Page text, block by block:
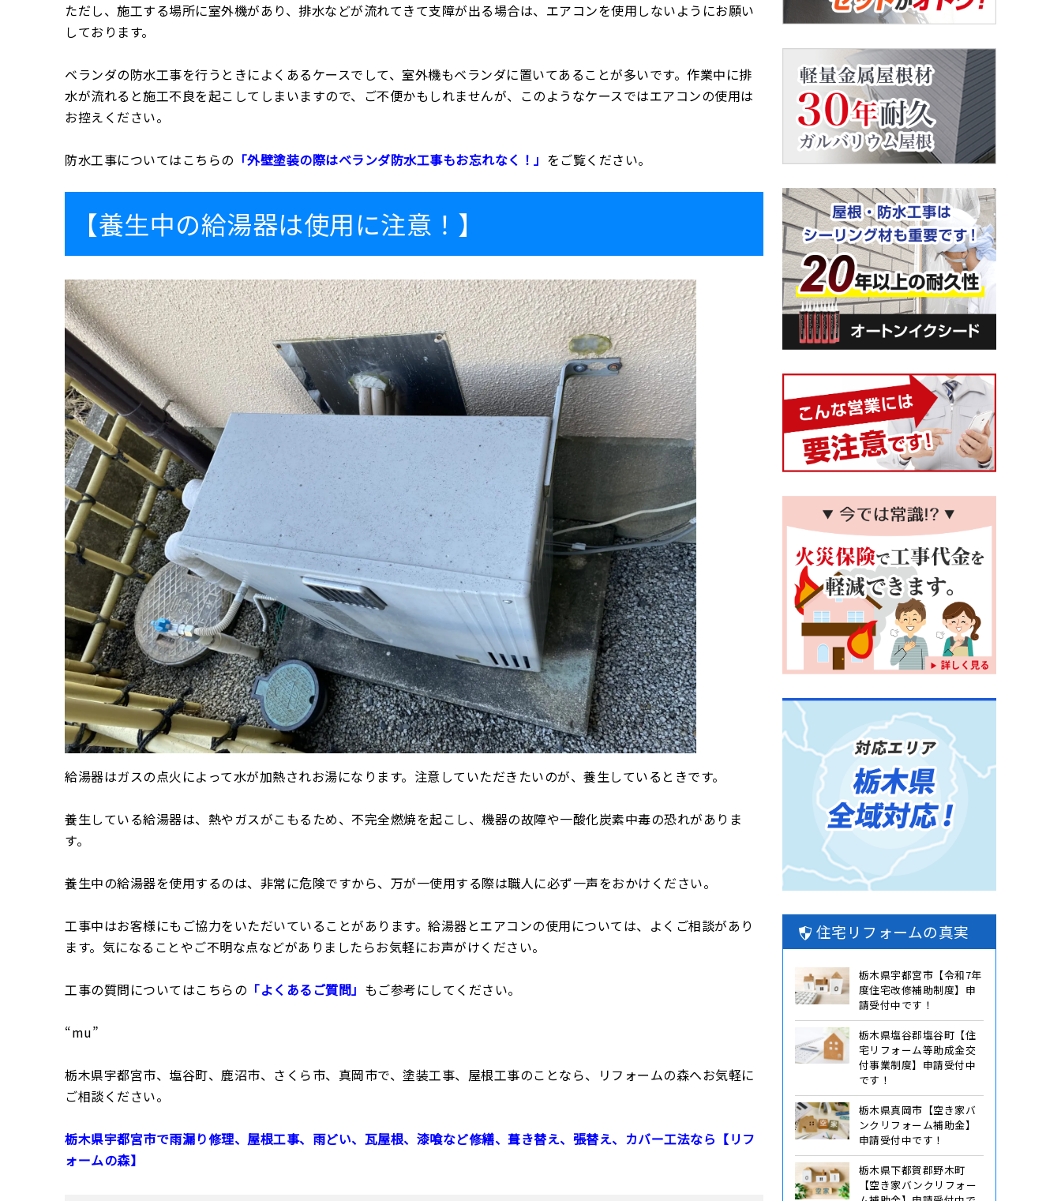
ただし、施工する場所に室外機があり、排水などが流れてきて支障が出る場合は、エアコンを使用しないようにお願い
しております。
ベランダの防水工事を行うときによくあるケースでして、室外機もベランダに置いてあることが多いです。作業中に排
水が流れると施工不良を起こしてしまいますので、ご不便かもしれませんが、このようなケースではエアコンの使用は
お控えください。
防水工事についてはこちらの 「外壁塗装の際はベランダ防水工事もお忘れなく！」 をご覧ください。
【養生中の給湯器は使用に注意！】
給湯器はガスの点火によって水が加熱されお湯になります。注意していただきたいのが、養生しているときです。
養生している給湯器は、熱やガスがこもるため、不完全燃焼を起こし、機器の故障や一酸化炭素中毒の恐れがありま
す。
養生中の給湯器を使用するのは、非常に危険ですから、万が一使用する際は職人に必ず一声をおかけください。
工事中はお客様にもご協力をいただいていることがあります。給湯器とエアコンの使用については、よくご相談があり
ます。気になることやご不明な点などがありましたらお気軽にお声がけください。
工事の質問についてはこちらの 「よくあるご質問」 もご参考にしてください。
“mu”
栃木県宇都宮市、塩谷町、鹿沼市、さくら市、真岡市で、塗装工事、屋根工事のことなら、リフォームの森へお気軽に
ご相談ください。
栃木県宇都宮市で雨漏り修理、屋根工事、雨どい、瓦屋根、漆喰など修繕、葺き替え、張替え、カバー工法なら【リフ
ォームの森】
住宅リフォームの真実
栃木県宇都宮市【令和7年
度住宅改修補助制度】申
請受付中です！
栃木県塩谷郡塩谷町【住
宅リフォーム等助成金交
付事業制度】申請受付中
です！
栃木県真岡市【空き家バ
ンクリフォーム補助金】
申請受付中です！
栃木県下都賀郡野木町
【空き家バンクリフォー